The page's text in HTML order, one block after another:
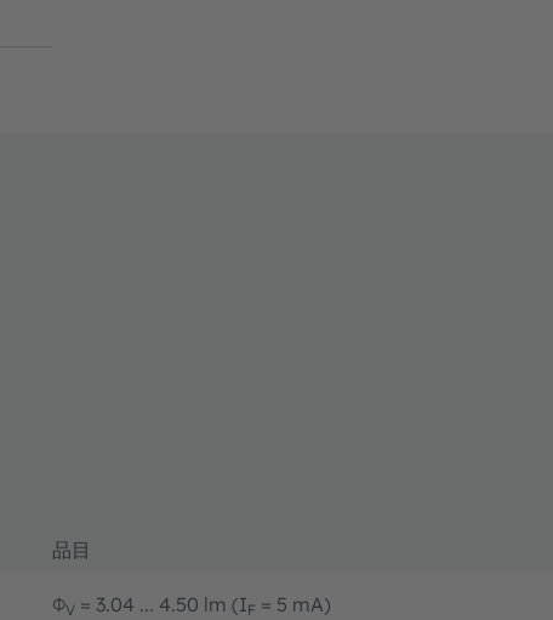
品目
ΦV = 3.04 ... 4.50 lm (IF = 5 mA)